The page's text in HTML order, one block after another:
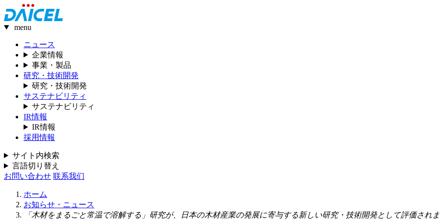
menu
ニュース
企業情報
事業・製品
研究・技術開発
研究・技術開発
サステナビリティ
サステナビリティ
IR情報
IR情報
採用情報
サイト内検索
言語切り替え
お問い合わせ 联系我们
ホーム
お知らせ・ニュース
「木材をまるごと常温で溶解する」研究が、日本の木材産業の発展に寄与する新しい研究・技術開発として評価され